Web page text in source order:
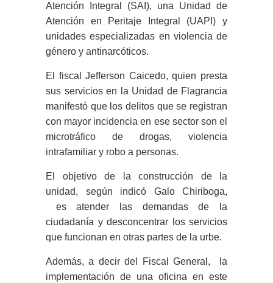
Atención Integral (SAI), una Unidad de
Atención en Peritaje Integral (UAPI) y
unidades especializadas en violencia de
género y antinarcóticos.
El fiscal Jefferson Caicedo, quien presta
sus servicios en la Unidad de Flagrancia
manifestó que los delitos que se registran
con mayor incidencia en ese sector son el
microtráfico de drogas, violencia
intrafamiliar y robo a personas.
El objetivo de la construcción de la
unidad, según indicó Galo Chiriboga,
es atender las demandas de la
ciudadanía y desconcentrar los servicios
que funcionan en otras partes de la urbe.
Además, a decir del Fiscal General, la
implementación de una oficina en este